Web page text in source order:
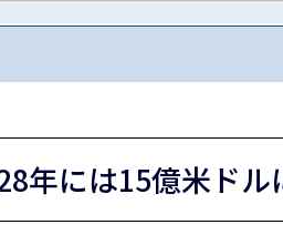
年には15億米ドル